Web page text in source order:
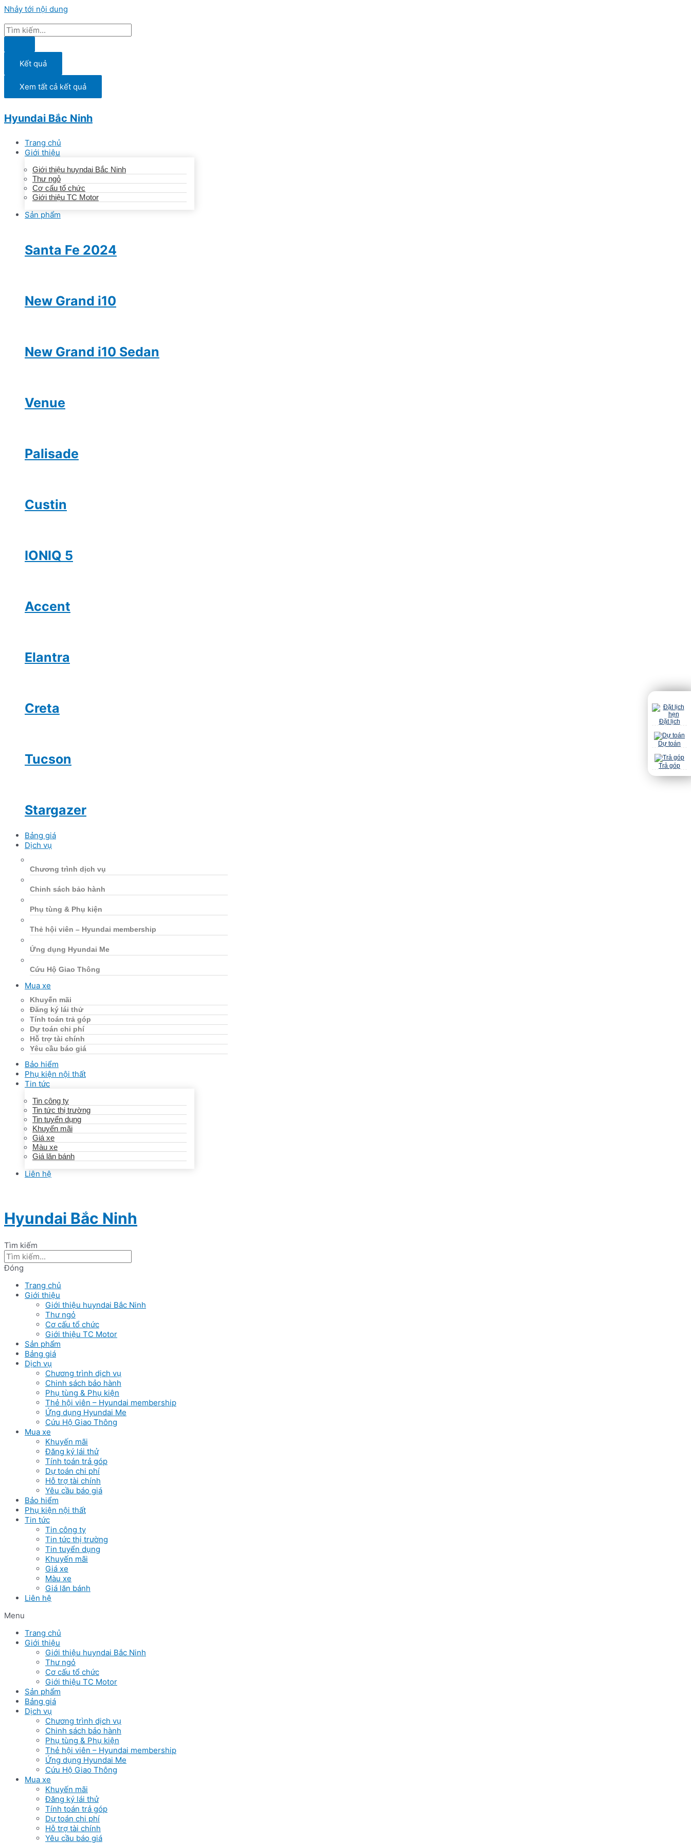
Nhảy tới nội dung
Kết quả
Xem tất cả kết quả
Hyundai Bắc Ninh
Trang chủ
Giới thiệu
Giới thiệu huyndai Bắc Ninh
Thư ngỏ
Cơ cấu tổ chức
Giới thiệu TC Motor
Sản phẩm
Santa Fe 2024
New Grand i10
New Grand i10 Sedan
Venue
Palisade
Custin
IONIQ 5
Accent
Elantra
Creta
Tucson
Stargazer
Bảng giá
Dịch vụ
Chương trình dịch vụ
Chinh sách bảo hành
Phụ tùng & Phụ kiện
Thẻ hội viên – Hyundai membership
Ứng dụng Hyundai Me
Cứu Hộ Giao Thông
Mua xe
Khuyến mãi
Đăng ký lái thử
Tính toán trả góp
Dự toán chi phí
Hỗ trợ tài chính
Yêu cầu báo giá
Bảo hiểm
Phụ kiện nội thất
Tin tức
Tin công ty
Tin tức thị trường
Tin tuyển dụng
Khuyến mãi
Giá xe
Màu xe
Giá lăn bánh
Liên hệ
Hyundai Bắc Ninh
Tìm kiếm
Đóng
Trang chủ
Giới thiệu
Giới thiệu huyndai Bắc Ninh
Thư ngỏ
Cơ cấu tổ chức
Giới thiệu TC Motor
Sản phẩm
Bảng giá
Dịch vụ
Chương trình dịch vụ
Chinh sách bảo hành
Phụ tùng & Phụ kiện
Thẻ hội viên – Hyundai membership
Ứng dụng Hyundai Me
Cứu Hộ Giao Thông
Mua xe
Khuyến mãi
Đăng ký lái thử
Tính toán trả góp
Dự toán chi phí
Hỗ trợ tài chính
Yêu cầu báo giá
Bảo hiểm
Phụ kiện nội thất
Tin tức
Tin công ty
Tin tức thị trường
Tin tuyển dụng
Khuyến mãi
Giá xe
Màu xe
Giá lăn bánh
Liên hệ
Menu
Trang chủ
Giới thiệu
Giới thiệu huyndai Bắc Ninh
Thư ngỏ
Cơ cấu tổ chức
Giới thiệu TC Motor
Sản phẩm
Bảng giá
Dịch vụ
Chương trình dịch vụ
Chinh sách bảo hành
Phụ tùng & Phụ kiện
Thẻ hội viên – Hyundai membership
Ứng dụng Hyundai Me
Cứu Hộ Giao Thông
Mua xe
Khuyến mãi
Đăng ký lái thử
Tính toán trả góp
Dự toán chi phí
Hỗ trợ tài chính
Yêu cầu báo giá
Đặt lịch
Dự toán
Trả góp